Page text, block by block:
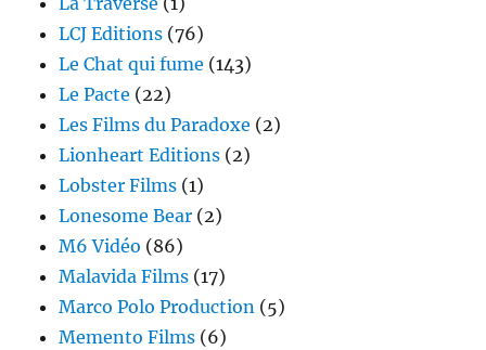
LCJ Editions (76)
Le Chat qui fume (143)
Le Pacte (22)
Les Films du Paradoxe (2)
Lionheart Editions (2)
Lobster Films (1)
Lonesome Bear (2)
M6 Vidéo (86)
Malavida Films (17)
Marco Polo Production (5)
Memento Films (6)